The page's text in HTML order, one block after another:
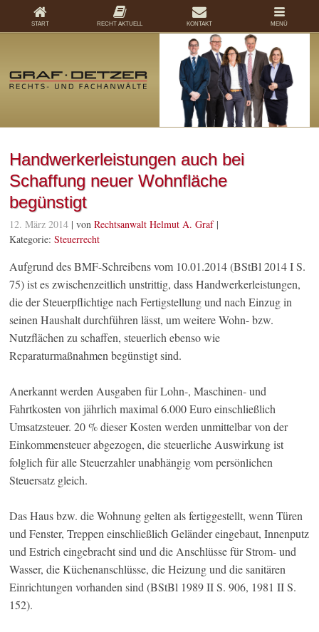
Handwerker­leistungen auch bei
Schaffung neuer Wohnfläche
begünstigt
12. März 2014 | vonRechtsanwalt Helmut A. Graf|
Kategorie:Steuerrecht
Aufgrund des BMF-Schreibens vom 10.01.2014 (BStBl 2014 I S.
75) ist es zwischenzeitlich unstrittig, dass Handwerkerleistungen,
die der Steuerpflichtige nach Fertigstellung und nach Einzug in
seinen Haushalt durchführen lässt, um weitere Wohn- bzw.
Nutzflächen zu schaffen, steuerlich ebenso wie
Reparaturmaßnahmen begünstigt sind.
Anerkannt werden Ausgaben für Lohn-, Maschinen- und
Fahrtkosten von jährlich maximal 6.000 Euro einschließlich
Umsatzsteuer. 20 % dieser Kosten werden unmittelbar von der
Einkommensteuer abgezogen, die steuerliche Auswirkung ist
folglich für alle Steuerzahler unabhängig vom persönlichen
Steuersatz gleich.
Das Haus bzw. die Wohnung gelten als fertiggestellt, wenn Türen
und Fenster, Treppen einschließlich Geländer eingebaut, Innenputz
und Estrich eingebracht sind und die Anschlüsse für Strom- und
Wasser, die Küchenanschlüsse, die Heizung und die sanitären
Einrichtungen vorhanden sind (BStBl 1989 II S. 906, 1981 II S.
152).
START RECHT AKTUELL KONTAKT MENÜ